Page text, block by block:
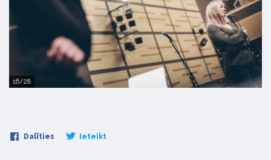
16/28
Dalīties Ieteikt